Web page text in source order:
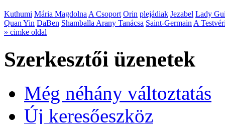
Kuthumi Mária MagdolnaA Csoport Orin plejádiak Jezabel Lady
Quan Yin DaBen Shamballa Arany Tanácsa Saint-GermainA
» cimke oldal
Szerkesztői üzenetek
Még néhány változtatás
Új keresőeszköz